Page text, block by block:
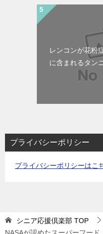
レンコンが花粉
に含まれるタン
プライバシーポリシー
プライバシーポリシーはこ
シニア応援倶楽部 TOP
NASAが認めたスーパーフード